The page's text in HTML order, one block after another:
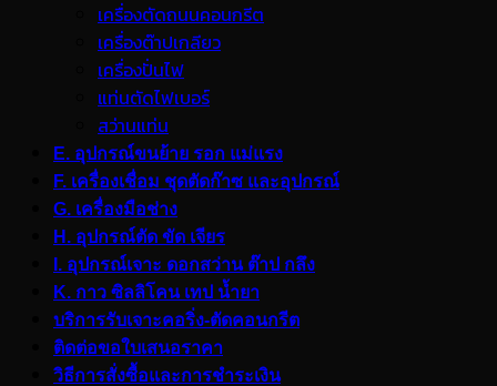
เครื่องตัดถนนคอนกรีต
เครื่องต๊าปเกลียว
เครื่องปั่นไฟ
แท่นตัดไฟเบอร์
สว่านแท่น
E. อุปกรณ์ขนย้าย รอก แม่แรง
F. เครื่องเชื่อม ชุดตัดก๊าซ และอุปกรณ์
G. เครื่องมือช่าง
H. อุปกรณ์ตัด ขัด เจียร
I. อุปกรณ์เจาะ ดอกสว่าน ต๊าป กลึง
K. กาว ซิลลิโคน เทป น้ำยา
บริการรับเจาะคอริ่ง-ตัดคอนกรีต
ติดต่อขอใบเสนอราคา
วิธีการสั่งซื้อและการชำระเงิน